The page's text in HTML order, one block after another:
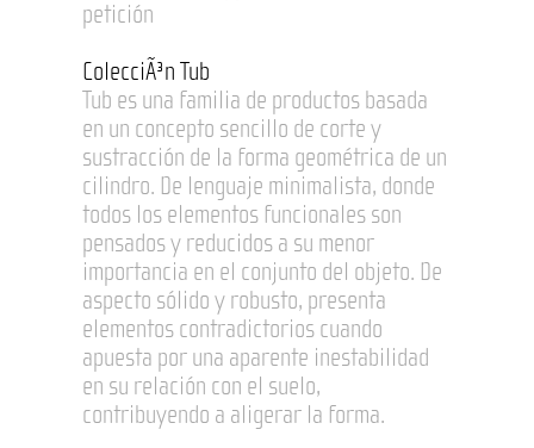
petición
ColecciÃ³n Tub
Tub es una familia de productos basada
en un concepto sencillo de corte y
sustracción de la forma geométrica de un
cilindro. De lenguaje minimalista, donde
todos los elementos funcionales son
pensados y reducidos a su menor
importancia en el conjunto del objeto. De
aspecto sólido y robusto, presenta
elementos contradictorios cuando
apuesta por una aparente inestabilidad
en su relación con el suelo,
contribuyendo a aligerar la forma.